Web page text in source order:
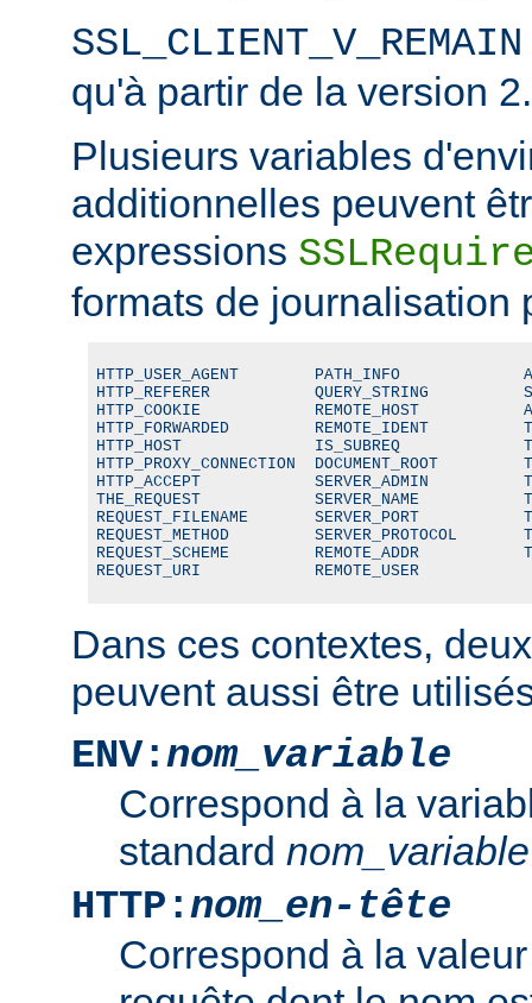
SSL_CLIENT_V_REMAIN
qu'à partir de la version
Plusieurs variables
additionnelles peuvent
expressions
formats de journalisation
HTTP_USER_AGENT        PATH_INFO
HTTP_REFERER           QUERY_STRING
HTTP_COOKIE            REMOTE_HOST
HTTP_FORWARDED         REMOTE_IDENT
HTTP_HOST              IS_SUBREQ
HTTP_PROXY_CONNECTION  DOCUMENT_ROOT
HTTP_ACCEPT            SERVER_ADMIN
THE_REQUEST            SERVER_NAME
REQUEST_FILENAME       SERVER_PORT
REQUEST_METHOD         SERVER_PROTOCOL
REQUEST_SCHEME         REMOTE_ADDR
REQUEST_URI            REMOTE_USER
Dans ces contextes,
peuvent aussi être
ENV:nom_variable
Correspond à la
standard nom_variable
HTTP:nom_en-tête
Correspond à la